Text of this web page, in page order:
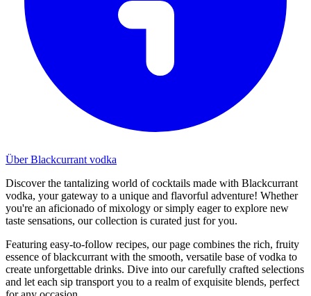
Über Blackcurrant vodka
Discover the tantalizing world of cocktails made with Blackcurrant
vodka, your gateway to a unique and flavorful adventure! Whether
you're an aficionado of mixology or simply eager to explore new
taste sensations, our collection is curated just for you.
Featuring easy-to-follow recipes, our page combines the rich, fruity
essence of blackcurrant with the smooth, versatile base of vodka to
create unforgettable drinks. Dive into our carefully crafted selections
and let each sip transport you to a realm of exquisite blends, perfect